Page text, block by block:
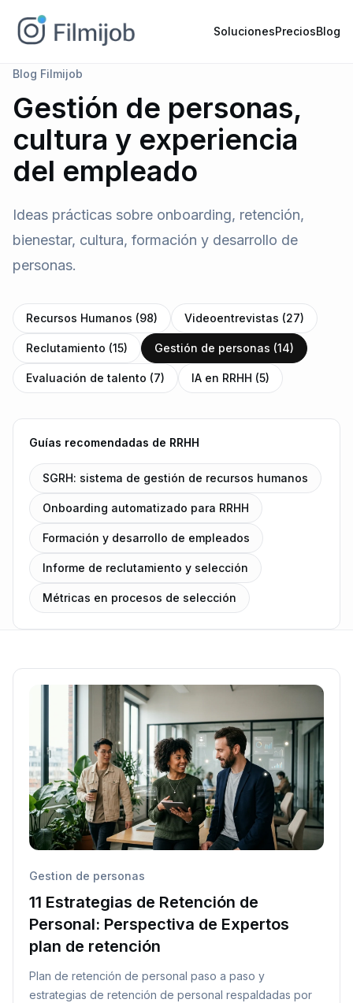
SolucionesPreciosBlog
Blog Filmijob
Gestión de personas,
cultura y experiencia
del empleado
Ideas prácticas sobre onboarding, retención,
bienestar, cultura, formación y desarrollo de
personas.
Recursos Humanos (98) Videoentrevistas (27)
Reclutamiento (15) Gestión de personas (14)
Evaluación de talento (7) IA en RRHH (5)
Guías recomendadas de RRHH
SGRH: sistema de gestión de recursos humanos
Onboarding automatizado para RRHH
Formación y desarrollo de empleados
Informe de reclutamiento y selección
Métricas en procesos de selección
Gestion de personas
11 Estrategias de Retención de
Personal: Perspectiva de Expertos
plan de retención
Plan de retención de personal paso a paso y
estrategias de retención de personal respaldadas por